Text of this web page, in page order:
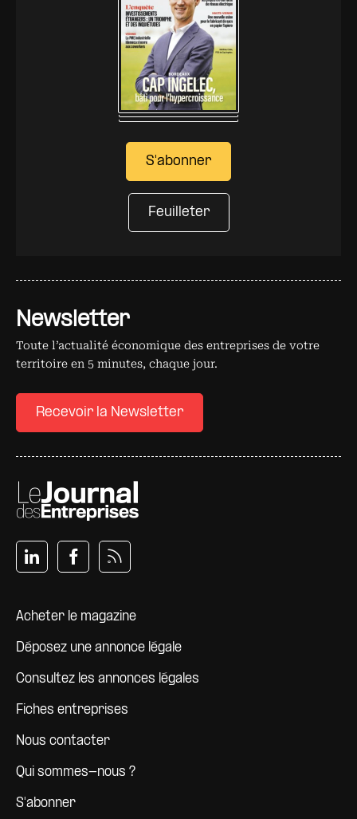
Newsletter
Toute l’actualité économique des entreprises de votre
territoire en 5 minutes, chaque jour.
Recevoir la Newsletter
Pied de page
Acheter le magazine
Déposez une annonce légale
Consultez les annonces légales
Fiches entreprises
Nous contacter
Qui sommes-nous ?
S'abonner
S'abonner
Feuilleter